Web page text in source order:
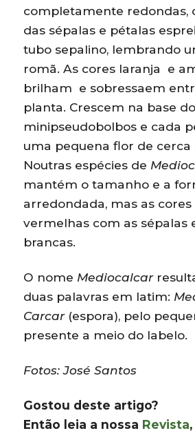
completamente redondas,
das sépalas e pétalas
tubo sepalino, lembrando
romã. As cores laranja e
brilham e sobressaem
planta. Crescem na base
minipseudobolbos e cada
uma pequena flor de cerca
Noutras espécies de
mantém o tamanho e a
arredondada, mas as
vermelhas com as sépalas
brancas.
O nome Mediocalcar
duas palavras em latim:
Carcar(espora), pelo
presente a meio do labelo.
Fotos: José Santos
Gostou deste artigo?
Então leia a nossa Revista